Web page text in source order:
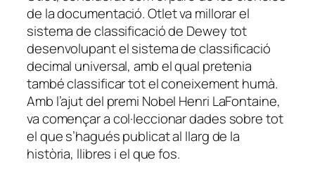
de la documentació. Otlet va millorar el
sistema de classificació de Dewey tot
desenvolupant el sistema de classificació
decimal universal, amb el qual pretenia
també classificar tot el coneixement humà.
Amb l’ajut del premi Nobel Henri LaFontaine,
va començar a col·leccionar dades sobre tot
el que s’hagués publicat al llarg de la
història, llibres i el que fos.